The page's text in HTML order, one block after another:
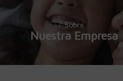
Sobre
Nuestra Empresa